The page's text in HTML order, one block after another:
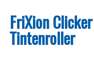
FriXion
Tintenroller